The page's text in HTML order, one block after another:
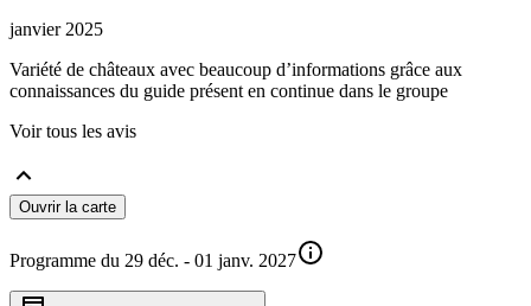
janvier 2025
Variété de châteaux avec beaucoup d’informations grâce aux
connaissances du guide présent en continue dans le groupe
Voir tous les avis
Ouvrir la carte
Programme du 29 déc. - 01 janv. 2027